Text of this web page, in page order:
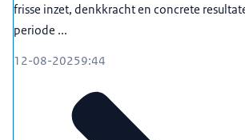
frisse inzet, denkkracht en concrete
periode ...
12-08-20259:44